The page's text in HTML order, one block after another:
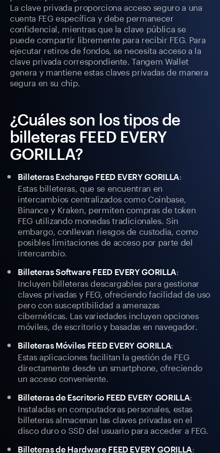
La clave privada proporciona acceso seguro a una
cuenta FEG específica y debe permanecer
confidencial, mientras que la clave pública se
puede compartir libremente para recibir FEG. Para
ejecutar retiros de fondos, se necesita acceso a la
clave privada correspondiente. Tangem Wallet
genera y mantiene estas claves privadas de manera
segura en su chip.
¿Cuáles son los tipos de
billeteras FEED EVERY
GORILLA?
Billeteras Exchange FEED EVERY GORILLA:
Estas billeteras, que se encuentran en
intercambios centralizados como Coinbase,
Binance y Kraken, permiten compras de token
FEG utilizando monedas tradicionales. Sin
embargo, conllevan riesgos de custodia, como
posibles limitaciones de acceso por parte del
intercambio.
Billeteras Software FEED EVERY GORILLA:
Incluyen billeteras descargables para gestionar
claves privadas y FEG, ofreciendo facilidad de uso
pero con susceptibilidad a amenazas
cibernéticas. Las variedades incluyen opciones
móviles, de escritorio y basadas en navegador.
Billeteras Móviles FEED EVERY GORILLA:
Estas aplicaciones facilitan la gestión de FEG
directamente desde un smartphone, ofreciendo
un acceso conveniente.
Billeteras de Escritorio FEED EVERY GORILLA:
Instaladas en computadoras personales, estas
billeteras almacenan las claves privadas en el
disco duro o SSD del usuario para acceder a FEG.
Billeteras de Hardware FEED EVERY GORILLA: